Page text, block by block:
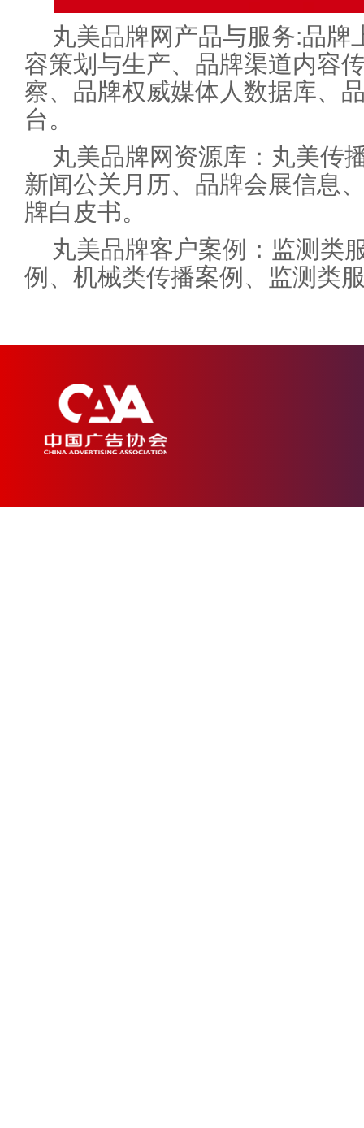
丸美品牌网产品与服务:品牌
容策划与生产、品牌渠道内容
察、品牌权威媒体人数据库、
台。
丸美品牌网资源库：丸美传
新闻公关月历、品牌会展信息
牌白皮书。
丸美品牌客户案例：监测类
例、机械类传播案例、监测类